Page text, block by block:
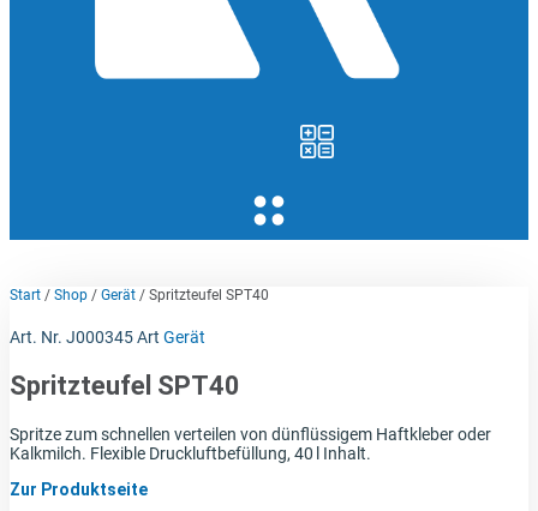
Start / Shop / Gerät / Spritzteufel SPT40
Art. Nr. J000345Art Gerät
Spritzteufel SPT40
Spritze zum schnellen verteilen von dünflüssigem Haftkleber oder
Kalkmilch. Flexible Druckluftbefüllung, 40 l Inhalt.
Zur Produktseite